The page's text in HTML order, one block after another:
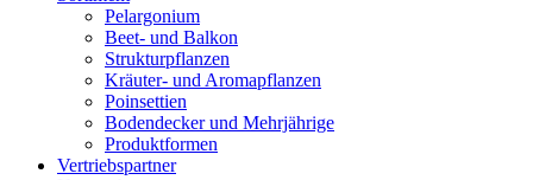
Pelargonium
Beet- und Balkon
Strukturpflanzen
Kräuter- und Aromapflanzen
Poinsettien
Bodendecker und Mehrjährige
Produktformen
Vertriebspartner